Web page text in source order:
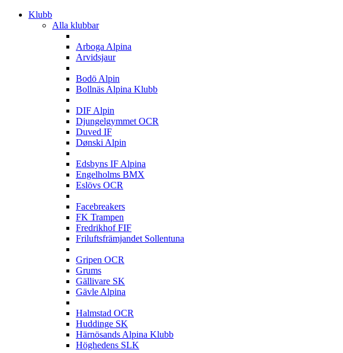
Klubb
Alla klubbar
Arboga Alpina
Arvidsjaur
Bodö Alpin
Bollnäs Alpina Klubb
DIF Alpin
Djungelgymmet OCR
Duved IF
Dønski Alpin
Edsbyns IF Alpina
Engelholms BMX
Eslövs OCR
Facebreakers
FK Trampen
Fredrikhof FIF
Friluftsfrämjandet Sollentuna
Gripen OCR
Grums
Gällivare SK
Gävle Alpina
Halmstad OCR
Huddinge SK
Härnösands Alpina Klubb
Höghedens SLK